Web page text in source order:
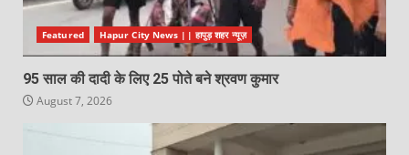
Featured Hapur City News || हापुड़ शहर न्यूज़
95 साल की दादी के लिए 25 पोते बने श्रवण कुमार
August 7, 2026